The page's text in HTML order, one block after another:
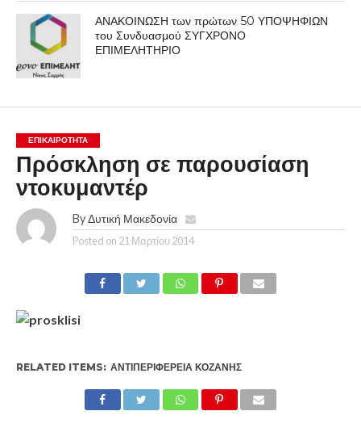
ΑΝΑΚΟΙΝΩΣΗ των πρώτων 50 ΥΠΟΨΗΦΙΩΝ
του Συνδυασμού ΣΥΓΧΡΟΝΟ
ΕΠΙΜΕΛΗΤΗΡΙΟ
ΕΠΙΚΑΙΡΟΤΗΤΑ
Πρόσκληση σε παρουσίαση
ντοκυμαντέρ
By Δυτική Μακεδονία
Posted on 21 Μαρτίου 2014
RELATED ITEMS: ΑΝΤΙΠΕΡΙΦΈΡΕΙΑ ΚΟΖΆΝΗΣ